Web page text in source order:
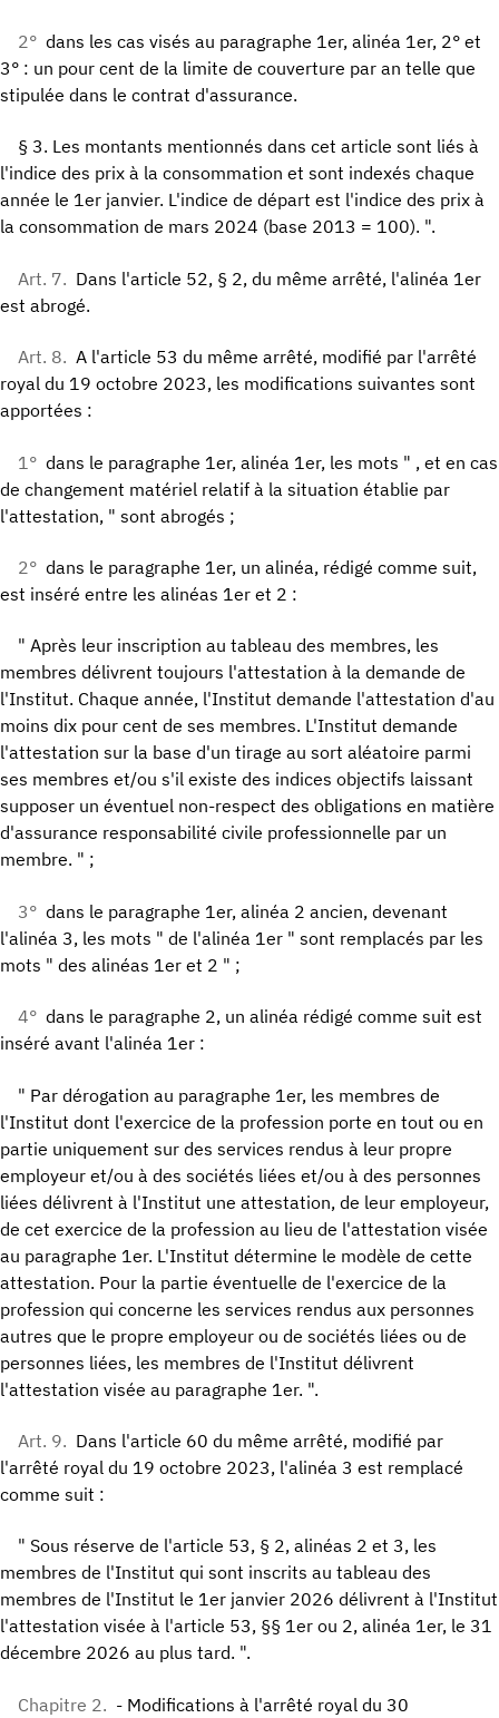
2° dans les cas visés au paragraphe 1er, alinéa 1er, 2° et
3° : un pour cent de la limite de couverture par an telle que
stipulée dans le contrat d'assurance.
§ 3. Les montants mentionnés dans cet article sont liés à
l'indice des prix à la consommation et sont indexés chaque
année le 1er janvier. L'indice de départ est l'indice des prix à
la consommation de mars 2024 (base 2013 = 100). ".
Art. 7. Dans l'article 52, § 2, du même arrêté, l'alinéa 1er
est abrogé.
Art. 8. A l'article 53 du même arrêté, modifié par l'arrêté
royal du 19 octobre 2023, les modifications suivantes sont
apportées :
1° dans le paragraphe 1er, alinéa 1er, les mots " , et en cas
de changement matériel relatif à la situation établie par
l'attestation, " sont abrogés ;
2° dans le paragraphe 1er, un alinéa, rédigé comme suit,
est inséré entre les alinéas 1er et 2 :
" Après leur inscription au tableau des membres, les
membres délivrent toujours l'attestation à la demande de
l'Institut. Chaque année, l'Institut demande l'attestation d'au
moins dix pour cent de ses membres. L'Institut demande
l'attestation sur la base d'un tirage au sort aléatoire parmi
ses membres et/ou s'il existe des indices objectifs laissant
supposer un éventuel non-respect des obligations en matière
d'assurance responsabilité civile professionnelle par un
membre. " ;
3° dans le paragraphe 1er, alinéa 2 ancien, devenant
l'alinéa 3, les mots " de l'alinéa 1er " sont remplacés par les
mots " des alinéas 1er et 2 " ;
4° dans le paragraphe 2, un alinéa rédigé comme suit est
inséré avant l'alinéa 1er :
" Par dérogation au paragraphe 1er, les membres de
l'Institut dont l'exercice de la profession porte en tout ou en
partie uniquement sur des services rendus à leur propre
employeur et/ou à des sociétés liées et/ou à des personnes
liées délivrent à l'Institut une attestation, de leur employeur,
de cet exercice de la profession au lieu de l'attestation visée
au paragraphe 1er. L'Institut détermine le modèle de cette
attestation. Pour la partie éventuelle de l'exercice de la
profession qui concerne les services rendus aux personnes
autres que le propre employeur ou de sociétés liées ou de
personnes liées, les membres de l'Institut délivrent
l'attestation visée au paragraphe 1er. ".
Art. 9. Dans l'article 60 du même arrêté, modifié par
l'arrêté royal du 19 octobre 2023, l'alinéa 3 est remplacé
comme suit :
" Sous réserve de l'article 53, § 2, alinéas 2 et 3, les
membres de l'Institut qui sont inscrits au tableau des
membres de l'Institut le 1er janvier 2026 délivrent à l'Institut
l'attestation visée à l'article 53, §§ 1er ou 2, alinéa 1er, le 31
décembre 2026 au plus tard. ".
Chapitre 2. - Modifications à l'arrêté royal du 30